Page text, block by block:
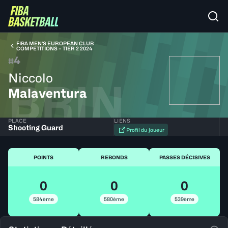
FIBA MEN’S EUROPEAN CLUB
COMPETITIONS – TIER 2 2024
#4
Niccolo
Malaventura
BRIN
PLACE
Shooting Guard
LIENS
Profil du joueur
POINTS
0
584ème
REBONDS
0
580ème
PASSES DÉCISIVES
0
539ème